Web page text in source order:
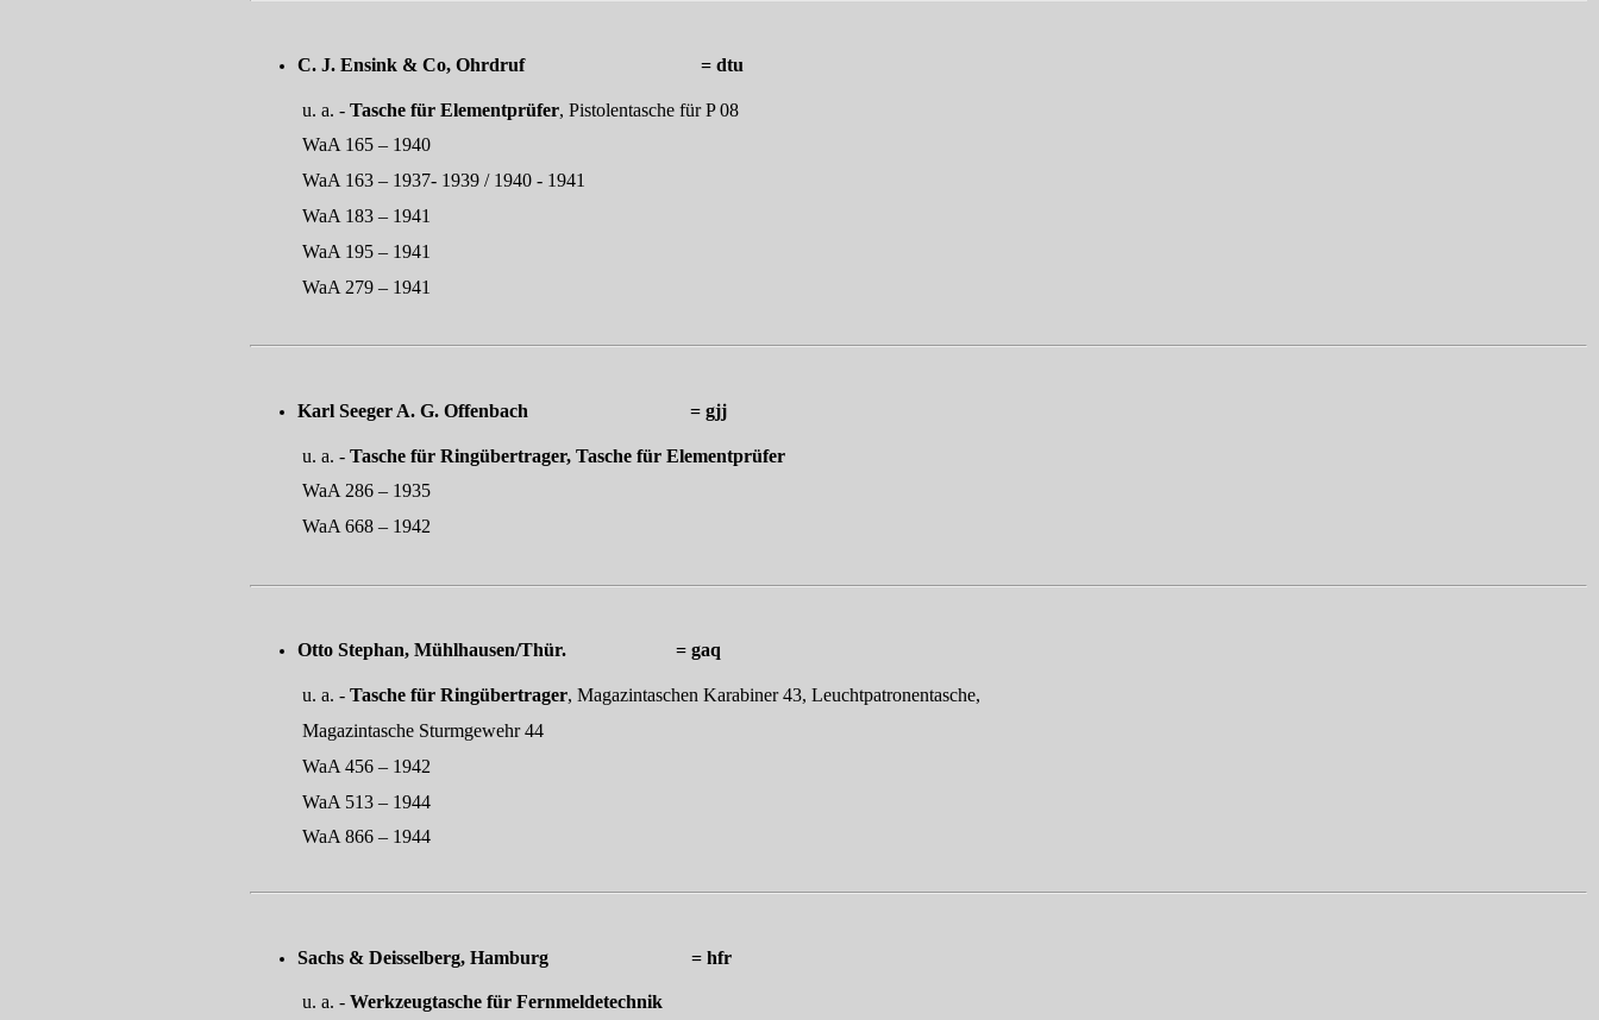
C. J. Ensink & Co, Ohrdruf = dtu
u. a. - Tasche für Elementprüfer, Pistolentasche für P 08
WaA 165 – 1940
WaA 163 – 1937- 1939 / 1940 - 1941
WaA 183 – 1941
WaA 195 – 1941
WaA 279 – 1941
Karl Seeger A. G. Offenbach = gjj
u. a. - Tasche für Ringübertrager, Tasche für Elementprüfer
WaA 286 – 1935
WaA 668 – 1942
Otto Stephan, Mühlhausen/Thür. = gaq
u. a. - Tasche für Ringübertrager, Magazintaschen Karabiner 43, Leuchtpatronentasche,
Magazintasche Sturmgewehr 44
WaA 456 – 1942
WaA 513 – 1944
WaA 866 – 1944
Sachs & Deisselberg, Hamburg = hfr
u. a. - Werkzeugtasche für Fernmeldetechnik